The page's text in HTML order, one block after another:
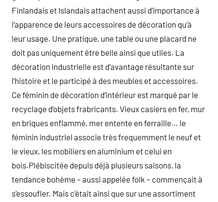
Finlandais et Islandais attachent aussi d’importance à
l’apparence de leurs accessoires de décoration qu’à
leur usage. Une pratique, une table ou une placard ne
doit pas uniquement être belle ainsi que utiles. La
décoration industrielle est d’avantage résultante sur
l’histoire et le participé à des meubles et accessoires.
Ce féminin de décoration d’intérieur est marqué par le
recyclage d’objets frabricants. Vieux casiers en fer, mur
en briques enflammé, mer entente en ferraille… le
féminin industriel associe très frequemment le neuf et
le vieux, les mobiliers en aluminium et celui en
bois.Plébiscitée depuis déjà plusieurs saisons, la
tendance bohème – aussi appelée folk – commençait à
s’essoufler. Mais c’était ainsi que sur une assortiment